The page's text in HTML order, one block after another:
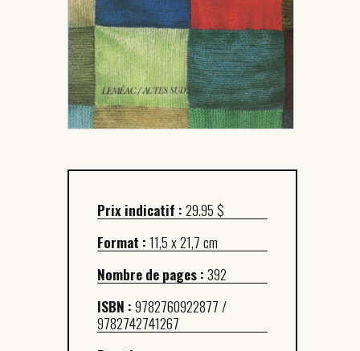
Prix indicatif :29.95 $
Format :11,5 x 21,7 cm
Nombre de pages :392
ISBN :9782760922877 /
9782742741267